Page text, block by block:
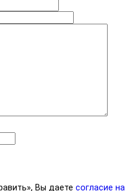
Вы даете согласие на